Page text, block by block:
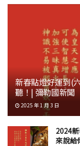
新春點燈好運到(
聽！| 彌勒國新聞
2025 年 1 月 3 日
2024
來說給